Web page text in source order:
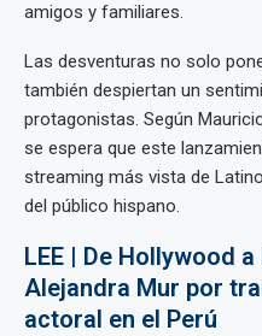
amigos y familiares.
Las desventuras no solo
también despiertan un
protagonistas. Según
se espera que este
streaming más vista de
del público hispano.
LEE | De Hollywood
Alejandra Mur por
actoral en el Perú